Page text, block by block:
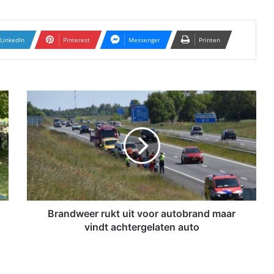
LinkedIn Pinterest Messenger Printen
r
a
n
d
w
e
e
r
Brandweer rukt uit voor autobrand maar
vindt achtergelaten auto